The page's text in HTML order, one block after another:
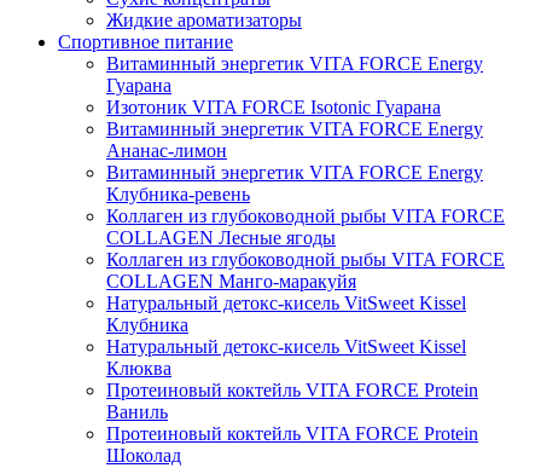
Жидкие ароматизаторы
Спортивное питание
Витаминный энергетик VITA FORCE Energy
Гуарана
Изотоник VITA FORCE Isotonic Гуарана
Витаминный энергетик VITA FORCE Energy
Ананас-лимон
Витаминный энергетик VITA FORCE Energy
Клубника-ревень
Коллаген из глубоководной рыбы VITA FORCE
COLLAGEN Лесные ягоды
Коллаген из глубоководной рыбы VITA FORCE
COLLAGEN Манго-маракуйя
Натуральный детокс-кисель VitSweet Kissel
Клубника
Натуральный детокс-кисель VitSweet Kissel
Клюква
Протеиновый коктейль VITA FORCE Protein
Ваниль
Протеиновый коктейль VITA FORCE Protein
Шоколад